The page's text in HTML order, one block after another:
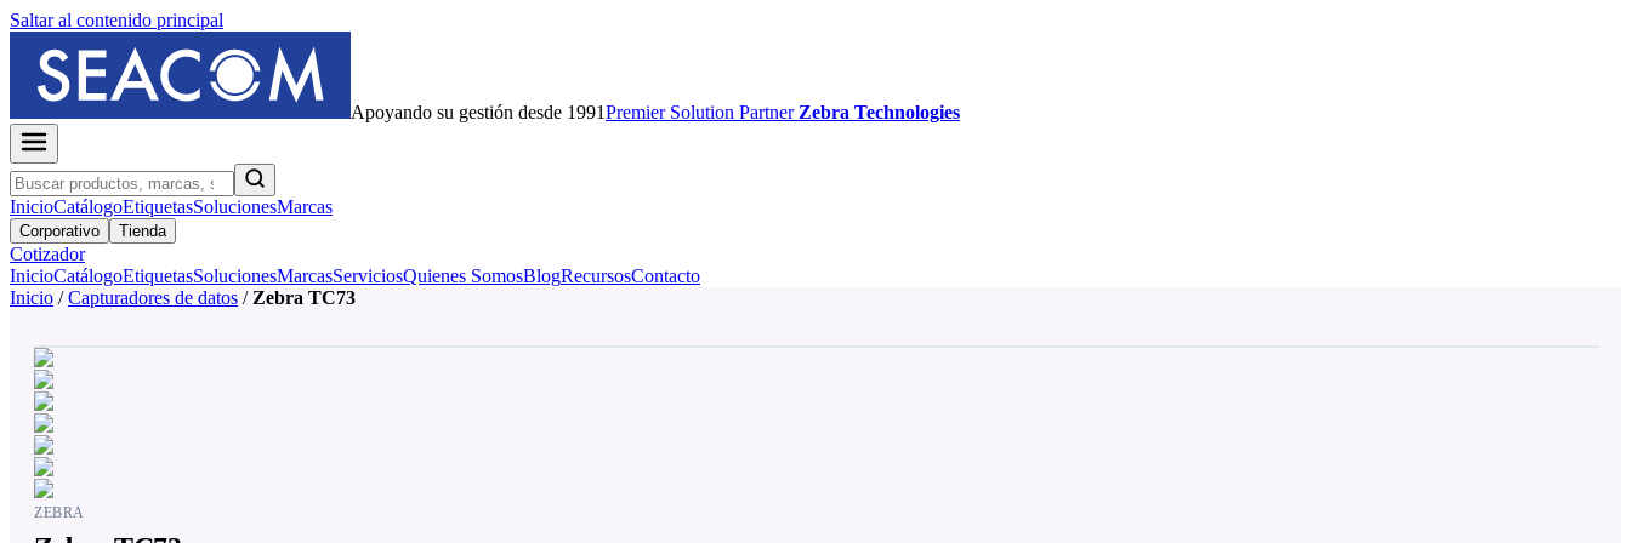
Saltar al contenido principal
Apoyando su gestión desde 1991PremierSolution Partner Zebra Technologies
InicioCatálogoEtiquetasSolucionesMarcas
Corporativo Tienda
Cotizador
InicioCatálogoEtiquetasSolucionesMarcasServiciosQuienes SomosBlogRecursosContacto
Inicio / Capturadores de datos / Zebra TC73
ZEBRA